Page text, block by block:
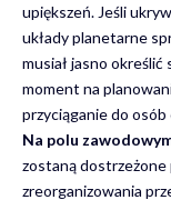
upiększeń. Jeśli
układy planetarne
musiał jasno
moment na
przyciąganie do osób
Na polu
zostaną dostrzeżone
zreorganizowania